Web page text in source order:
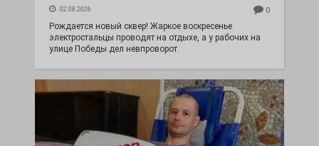
02.08.2026 0
Рождается новый сквер! Жаркое воскресенье
электростальцы проводят на отдыхе, а у рабочих на
улице Победы дел невпроворот.